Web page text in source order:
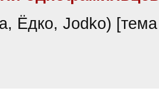
Ёдко, Jodko)